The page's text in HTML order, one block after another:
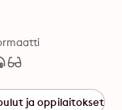
ja oppilaitokset